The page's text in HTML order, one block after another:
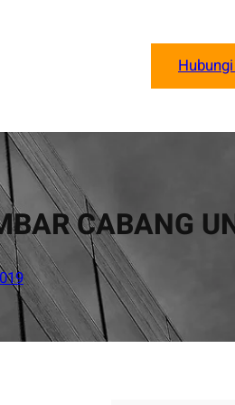
CABANG